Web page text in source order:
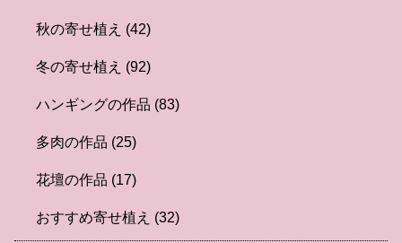
秋の寄せ植え (42)
冬の寄せ植え (92)
ハンギングの作品 (83)
多肉の作品 (25)
花壇の作品 (17)
おすすめ寄せ植え (32)